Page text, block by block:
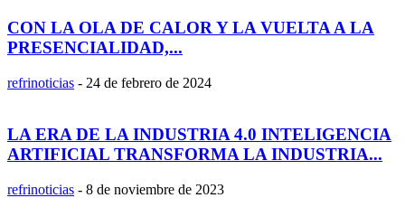
CON LA OLA DE CALOR Y LA VUELTA A LA
PRESENCIALIDAD,...
refrinoticias - 24 de febrero de 2024
LA ERA DE LA INDUSTRIA 4.0 INTELIGENCIA
ARTIFICIAL TRANSFORMA LA INDUSTRIA...
refrinoticias - 8 de noviembre de 2023